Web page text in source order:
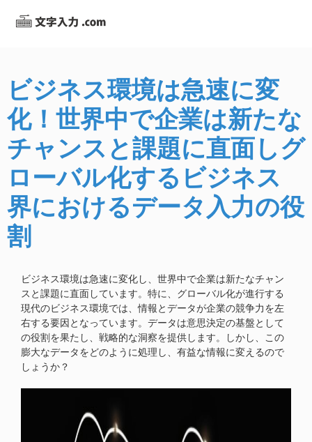
ビジネス環境は急速に変
化！世界中で企業は新たな
チャンスと課題に直面しグ
ローバル化するビジネス
界におけるデータ入力の役
割
ビジネス環境は急速に変化し、世界中で企業は新たなチャン
スと課題に直面しています。特に、グローバル化が進行する
現代のビジネス環境では、情報とデータが企業の競争力を左
右する要因となっています。データは意思決定の基盤として
の役割を果たし、戦略的な洞察を提供します。しかし、この
膨大なデータをどのように処理し、有益な情報に変えるので
しょうか？